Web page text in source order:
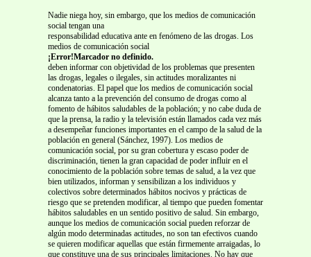
Nadie niega hoy, sin embargo, que los medios de comunicación
social tengan una
responsabilidad educativa ante en fenómeno de las drogas. Los
medios de comunicación social
¡Error!Marcador no definido.
deben informar con objetividad de los problemas que presenten
las drogas, legales o ilegales, sin actitudes moralizantes ni
condenatorias. El papel que los medios de comunicación social
alcanza tanto a la prevención del consumo de drogas como al
fomento de hábitos saludables de la población; y no cabe duda de
que la prensa, la radio y la televisión están llamados cada vez más
a desempeñar funciones importantes en el campo de la salud de la
población en general (Sánchez, 1997). Los medios de
comunicación social, por su gran cobertura y escaso poder de
discriminación, tienen la gran capacidad de poder influir en el
conocimiento de la población sobre temas de salud, a la vez que
bien utilizados, informan y sensibilizan a los individuos y
colectivos sobre determinados hábitos nocivos y prácticas de
riesgo que se pretenden modificar, al tiempo que pueden fomentar
hábitos saludables en un sentido positivo de salud. Sin embargo,
aunque los medios de comunicación social pueden reforzar de
algún modo determinadas actitudes, no son tan efectivos cuando
se quieren modificar aquellas que están firmemente arraigadas, lo
que constituye una de sus principales limitaciones. No hay que